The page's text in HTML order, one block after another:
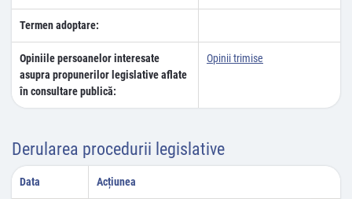
Termen adoptare:
Opiniile persoanelor interesate
asupra propunerilor legislative aflate
în consultare publică:
Opinii trimise
Derularea procedurii legislative
Data Acțiunea